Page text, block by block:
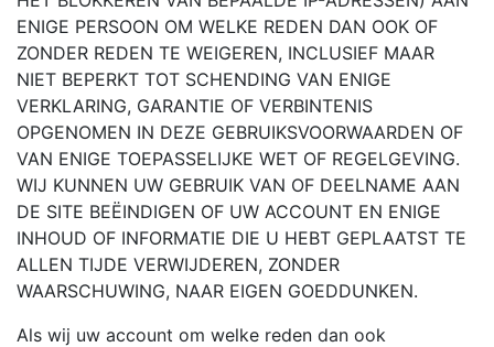
ENIGE PERSOON OM WELKE REDEN DAN OOK OF
ZONDER REDEN TE WEIGEREN, INCLUSIEF MAAR
NIET BEPERKT TOT SCHENDING VAN ENIGE
VERKLARING, GARANTIE OF VERBINTENIS
OPGENOMEN IN DEZE GEBRUIKSVOORWAARDEN OF
VAN ENIGE TOEPASSELIJKE WET OF REGELGEVING.
WIJ KUNNEN UW GEBRUIK VAN OF DEELNAME AAN
DE SITE BEËINDIGEN OF UW ACCOUNT EN ENIGE
INHOUD OF INFORMATIE DIE U HEBT GEPLAATST TE
ALLEN TIJDE VERWIJDEREN, ZONDER
WAARSCHUWING, NAAR EIGEN GOEDDUNKEN.
Als wij uw account om welke reden dan ook